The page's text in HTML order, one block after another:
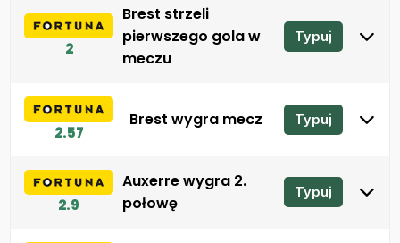
2
Brest strzeli
pierwszego gola w
meczu
Typuj
2.57
Brest wygra mecz Typuj
2.9
Auxerre wygra 2.
połowę
Typuj